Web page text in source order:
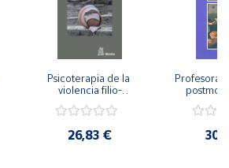
Psicoterapia de la
violencia filio-
secreto y la
26,83 €